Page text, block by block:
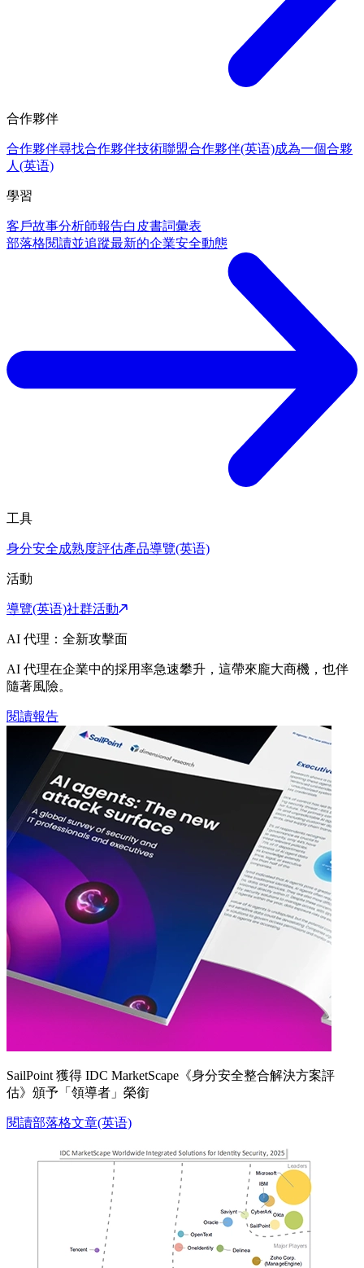
合作夥伴
合作夥伴尋找合作夥伴技術聯盟合作夥伴(英语)成為一個合夥
人(英语)
學習
客戶故事分析師報告白皮書詞彙表
部落格閱讀並追蹤最新的企業安全動態
工具
身分安全成熟度評估產品導覽(英语)
活動
導覽(英语)社群活動
AI 代理：全新攻擊面
AI 代理在企業中的採用率急速攀升，這帶來龐大商機，也伴
隨著風險。
閱讀報告
SailPoint 獲得 IDC MarketScape《身分安全整合解決方案評
估》頒予「領導者」榮銜
閱讀部落格文章(英语)